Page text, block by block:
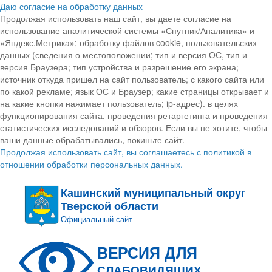
Даю согласие на обработку данных
Продолжая использовать наш сайт, вы даете согласие на
использование аналитической системы «Спутник/Аналитика» и
«Яндекс.Метрика»; обработку файлов cookie, пользовательских
данных (сведения о местоположении; тип и версия ОС, тип и
версия Браузера; тип устройства и разрешение его экрана;
источник откуда пришел на сайт пользователь; с какого сайта или
по какой рекламе; язык ОС и Браузер; какие страницы открывает и
на какие кнопки нажимает пользователь; ip-адрес). в целях
функционирования сайта, проведения ретаргетинга и проведения
статистических исследований и обзоров. Если вы не хотите, чтобы
ваши данные обрабатывались, покиньте сайт.
Продолжая использовать сайт, вы соглашаетесь с политикой в
отношении обработки персональных данных.